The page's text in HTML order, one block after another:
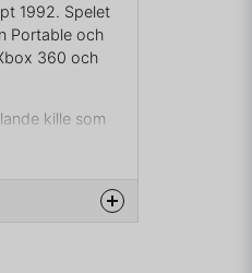
1992. Spelet
Portable och
360 och
kille som
och kunna
Men alla
rädda dem,